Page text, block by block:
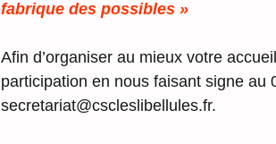
fabrique des possibles »
Afin d’organiser au mieux votre
participation en nous faisant signe
secretariat@cscleslibellules.fr.